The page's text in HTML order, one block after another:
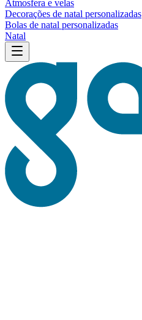
Atmosfera e velas
Decorações de natal personalizadas
Bolas de natal personalizadas
Natal